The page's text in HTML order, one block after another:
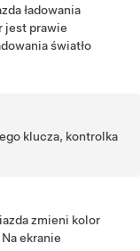
ładowania
jest prawie
światło
klucza, kontrolka
zmieni kolor
ekranie